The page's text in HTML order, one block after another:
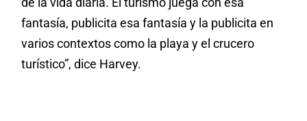
fantasía, publicita esa fantasía y la publicita en
varios contextos como la playa y el crucero
turístico”, dice Harvey.